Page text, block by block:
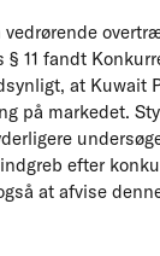
vedrørende
§ 11 fandt
at Kuwait
på markedet.
efter
at afvise